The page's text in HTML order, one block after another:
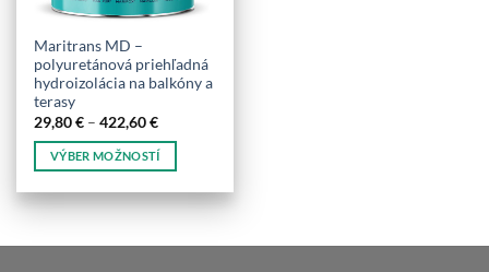
Maritrans MD –
polyuretánová priehľadná
hydroizolácia na balkóny a
terasy
29,80€ – 422,60€Price
29,80 €
through
422,60 €
VÝBER MOŽNOSTÍ
produkt
viacero